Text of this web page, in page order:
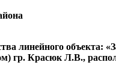
линейного объекта:
гр. Красюк Л.В.,